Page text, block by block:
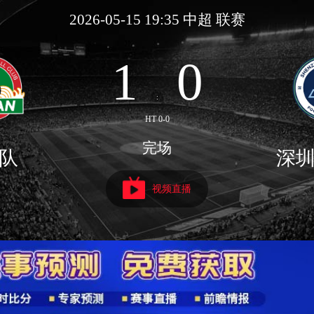
2026-05-15 19:35 中超 联赛
1 : 0
HT 0-0
完场 深
视频直播